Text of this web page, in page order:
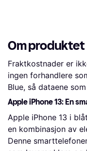
Om produktet
Fraktkostnader er
ingen forhandlere
Blue, så dataene
Apple iPhone 13: En
Apple iPhone 13 i
en kombinasjon av
Denne